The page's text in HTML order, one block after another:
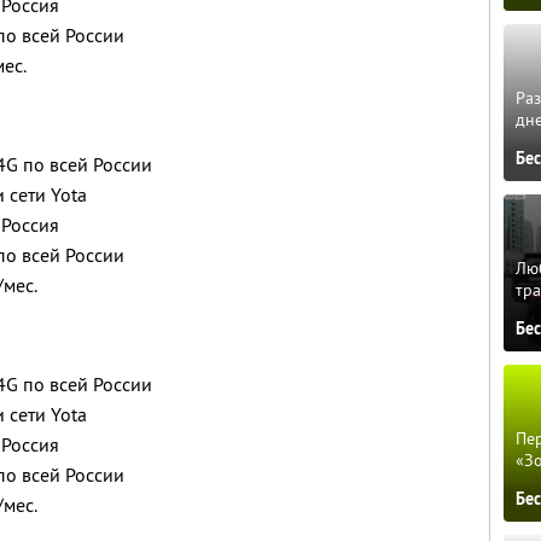
всей России
по всей России
Yota
всей России
по всей России
Yota
всей России